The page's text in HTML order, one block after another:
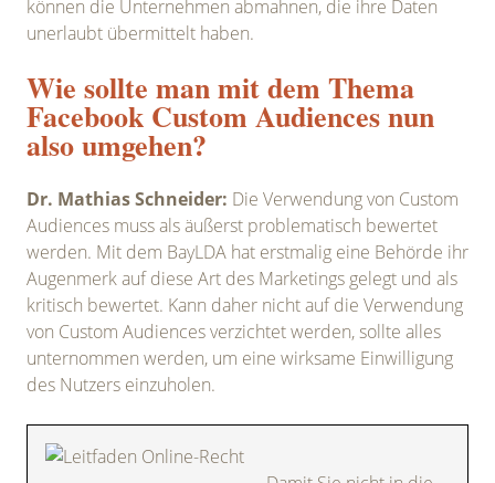
können die Unternehmen abmahnen, die ihre Daten
unerlaubt übermittelt haben.
Wie sollte man mit dem Thema
Facebook Custom Audiences nun
also umgehen?
Dr. Mathias Schneider: Die Verwendung von Custom
Audiences muss als äußerst problematisch bewertet
werden. Mit dem BayLDA hat erstmalig eine Behörde ihr
Augenmerk auf diese Art des Marketings gelegt und als
kritisch bewertet. Kann daher nicht auf die Verwendung
von Custom Audiences verzichtet werden, sollte alles
unternommen werden, um eine wirksame Einwilligung
des Nutzers einzuholen.